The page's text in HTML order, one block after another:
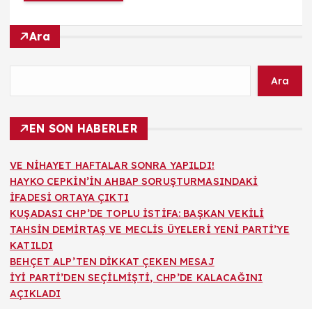
Ara
Ara
EN SON HABERLER
VE NİHAYET HAFTALAR SONRA YAPILDI!
HAYKO CEPKİN’İN AHBAP SORUŞTURMASINDAKİ
İFADESİ ORTAYA ÇIKTI
KUŞADASI CHP’DE TOPLU İSTİFA: BAŞKAN VEKİLİ
TAHSİN DEMİRTAŞ VE MECLİS ÜYELERİ YENİ PARTİ’YE
KATILDI
BEHÇET ALP’TEN DİKKAT ÇEKEN MESAJ
İYİ PARTİ’DEN SEÇİLMİŞTİ, CHP’DE KALACAĞINI
AÇIKLADI